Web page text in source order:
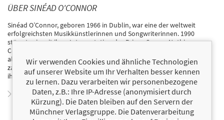
ÜBER SINÉAD O'CONNOR
Sinéad OʼConnor, geboren 1966 in Dublin, war eine der weltweit
erfolgreichsten Musikkünstlerinnen und Songwriterinnen. 1990
stürmte sie mit ihrer Interpretation des Prince-Songs »Nothing
Compares 2 U« die weltweiten Hitlisten. Seitdem verkaufte sie mehr
als 7,7 Millionen Tonträger. Ihre zehn Studioalben wurden mit
zahlreichen Platin und Goldenen Schallplatten ausgezeichnet. Bis zu
ihrem Tod 2023 lebte die Sängerin in Irland. N/A
Zum Profil von Sinéad O'Connor
Wir verwenden Cookies und ähnliche Technologien
auf unserer Website um Ihr Verhalten besser kennen
zu lernen. Dazu verarbeiten wir personenbezogene
Daten, z.B.: Ihre IP-Adresse (anonymisiert durch
Kürzung). Die Daten bleiben auf den Servern der
Münchner Verlagsgruppe. Die Datenverarbeitung